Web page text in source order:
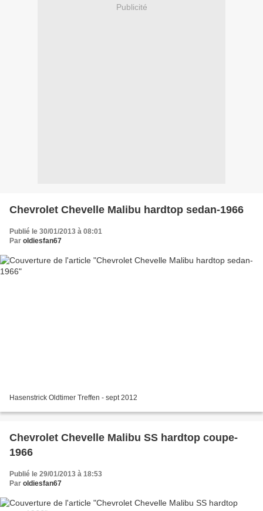
Publicité
Chevrolet Chevelle Malibu hardtop sedan-1966
Publié le 30/01/2013 à 08:01
Par oldiesfan67
Hasenstrick Oldtimer Treffen - sept 2012
Chevrolet Chevelle Malibu SS hardtop coupe-
1966
Publié le 29/01/2013 à 18:53
Par oldiesfan67